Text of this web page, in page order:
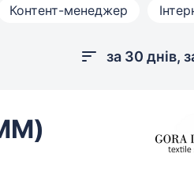
Контент-менеджер
за 30 днів,